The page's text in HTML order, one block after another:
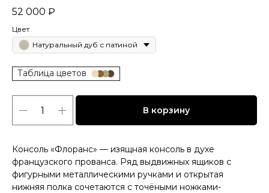
52 000 ₽
Цвет
Натуральный дуб с патиной
Таблица цветов
В корзину
Консоль «Флоранс» — изящная консоль в духе
французского прованса. Ряд выдвижных ящиков с
фигурными металлическими ручками и открытая
нижняя полка сочетаются с точёными ножками-